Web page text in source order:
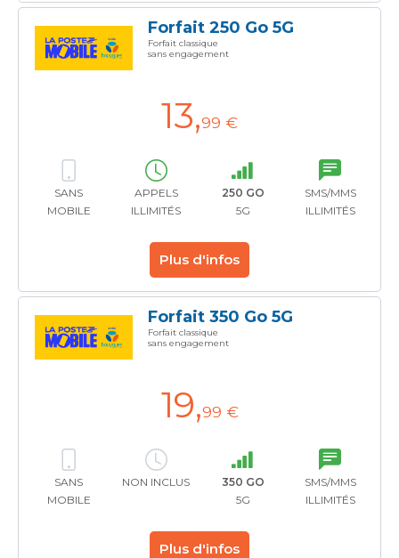
Forfait 250 Go 5G
Forfait classique
sans engagement
13,99 €
SANS
MOBILE
APPELS
ILLIMITÉS
250 GO
5G
SMS/MMS
ILLIMITÉS
Plus d'infos
Forfait 350 Go 5G
Forfait classique
sans engagement
19,99 €
SANS
MOBILE
NON INCLUS
350 GO
5G
SMS/MMS
ILLIMITÉS
Plus d'infos